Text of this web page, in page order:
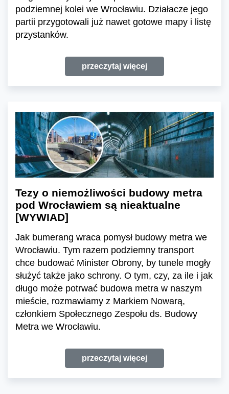
podziemnej kolei we Wrocławiu. Działacze jego
partii przygotowali już nawet gotowe mapy i listę
przystanków.
przeczytaj więcej
Tezy o niemożliwości budowy metra
pod Wrocławiem są nieaktualne
[WYWIAD]
Jak bumerang wraca pomysł budowy metra we
Wrocławiu. Tym razem podziemny transport
chce budować Minister Obrony, by tunele mogły
służyć także jako schrony. O tym, czy, za ile i jak
długo może potrwać budowa metra w naszym
mieście, rozmawiamy z Markiem Nowarą,
członkiem Społecznego Zespołu ds. Budowy
Metra we Wrocławiu.
przeczytaj więcej